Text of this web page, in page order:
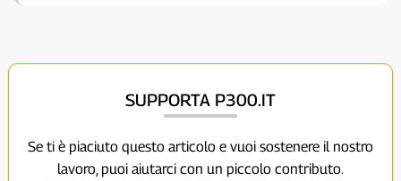
SUPPORTA P300.IT
Se ti è piaciuto questo articolo e vuoi sostenere il nostro
lavoro, puoi aiutarci con un piccolo contributo.